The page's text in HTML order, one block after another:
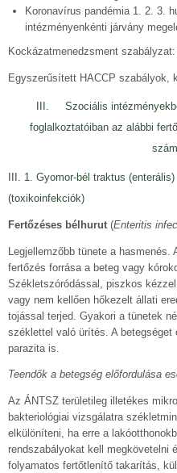
Koronavírus pandémia 1. 2. 3.
intézményenkénti járvány
Kockázatmenedzsment
Egyszerűsített HACCP szabályok,
III. Szociális
foglalkoztatóiban az alábbi
III. 1. Gyomor-bél traktus
(toxikoinfekciók)
Fertőzéses bélhurut (Enteritis
Legjellemzőbb tünete a
fertőzés forrása a beteg vagy
Székletszóródással, piszkos
vagy nem kellően hőkezelt állati
tojással terjed. Gyakori a tünetek
széklettel való ürítés. A
parazita is.
Teendők a betegség előfordulása
Az ÁNTSZ területileg illetékes
bakteriológiai vizsgálatra
elkülöníteni, ha erre a
rendszabályokat kell megkövetelni
folyamatos fertőtlenítő takarítás,